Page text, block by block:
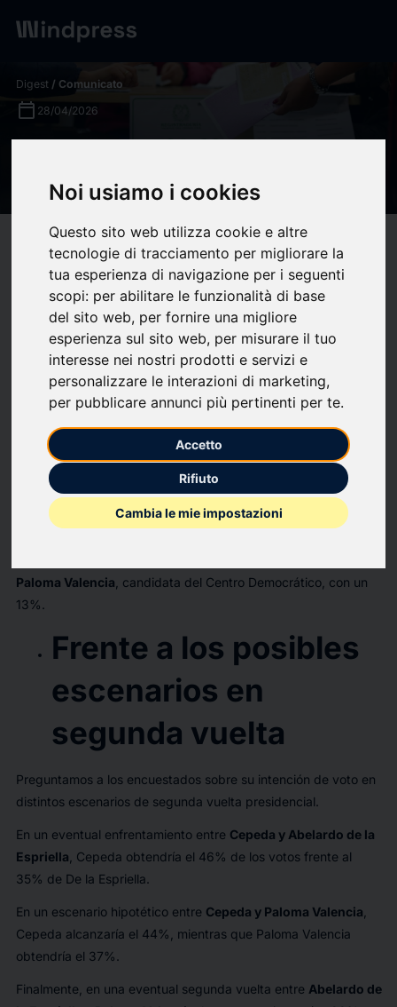
Noi usiamo i cookies
Questo sito web utilizza cookie e altre
tecnologie di tracciamento per migliorare la
tua esperienza di navigazione per i seguenti
scopi: per abilitare le funzionalità di base
del sito web, per fornire una migliore
esperienza sul sito web, per misurare il tuo
interesse nei nostri prodotti e servizi e
personalizzare le interazioni di marketing,
per pubblicare annunci più pertinenti per te.
Accetto
Rifiuto
Cambia le mie impostazioni
Digest/ Comunicato
calendar_today 28/04/2026
de voto en Colombia: Marzo
(0)bookmark_borderupload Condividi
Estimación de voto en
Colombia en abril de
2026.
De cara a las elecciones presidenciales en Colombia, la
encuesta realizada entre el 20 y 22 de abril, porGAD3para el
canal RCN Televisiónindica que el 36% de los encuestados
Paloma Valencia , candidata del Centro Democrático, con un
13%.
Frente a los posibles
escenarios en
segunda vuelta
Preguntamos a los encuestados sobre su intención de voto en
distintos escenarios de segunda vuelta presidencial.
En un eventual enfrentamiento entre Cepeda y Abelardo de la
Espriella , Cepeda obtendría el 46% de los votos frente al
35% de De la Espriella.
En un escenario hipotético entre Cepeda y Paloma Valencia
Cepeda alcanzaría el 44%, mientras que Paloma Valencia
obtendría el 37%.
Finalmente, en una eventual segunda vuelta entre Abelardo de